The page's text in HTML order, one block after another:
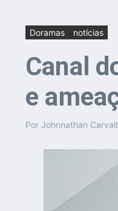
Doramas notícias
Canal
e
Por Johnnathan